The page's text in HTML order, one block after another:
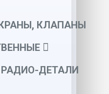
КЛАПАНЫ
ДЕТАЛИ